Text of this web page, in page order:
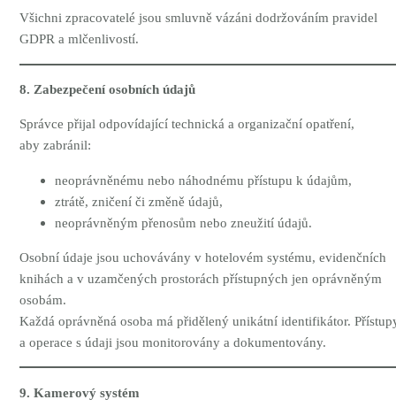
Všichni zpracovatelé jsou smluvně vázáni dodržováním pravidel
GDPR a mlčenlivostí.
8. Zabezpečení osobních údajů
Správce přijal odpovídající technická a organizační opatření,
aby zabránil:
neoprávněnému nebo náhodnému přístupu k údajům,
ztrátě, zničení či změně údajů,
neoprávněným přenosům nebo zneužití údajů.
Osobní údaje jsou uchovávány v hotelovém systému, evidenčních
knihách a v uzamčených prostorách přístupných jen oprávněným
osobám.
Každá oprávněná osoba má přidělený unikátní identifikátor.
a operace s údaji jsou monitorovány a dokumentovány.
9. Kamerový systém